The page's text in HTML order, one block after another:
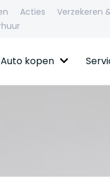
Acties Verzekeren
Auto kopen